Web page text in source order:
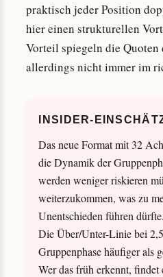
praktisch jeder Position
hier einen strukturellen
Vorteil spiegeln die
allerdings nicht immer im
INSIDER-
Das neue Format mit 32
die Dynamik der
werden weniger riskieren
weiterzukommen, was zu
Unentschieden führen
Die Über/Unter-Linie bei
Gruppenphase häufiger als
Wer das früh erkennt, findet